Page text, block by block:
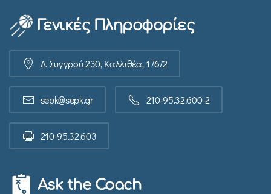
Γενικές Πληροφορίες
Λ. Συγγρού 230, Καλλιθέα, 17672
sepk@sepk.gr 210-95.32.600-2
210-95.32.603
Ask the Coach